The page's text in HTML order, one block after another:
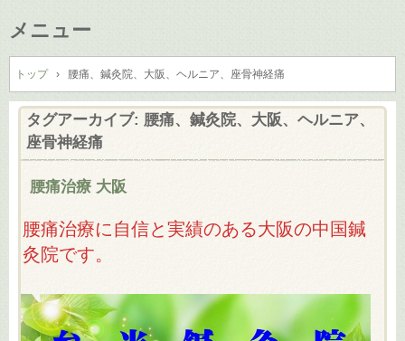
メニュー
コ
ン
テ
ン
トップ › 腰痛、鍼灸院、大阪、ヘルニア、座骨神経痛
タグアーカイブ: 腰痛、鍼灸院、大阪、ヘルニア、
座骨神経痛
腰痛治療 大阪
腰痛治療に自信と実績のある大阪の中国鍼
灸院です。